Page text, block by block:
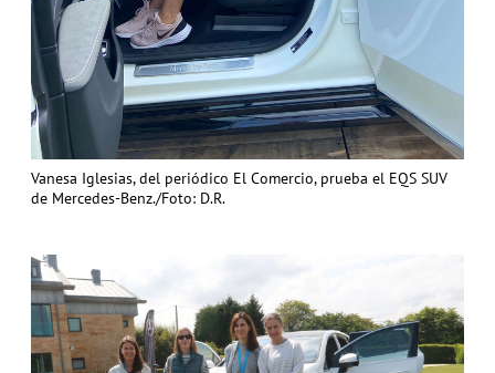
Vanesa Iglesias, del periódico El Comercio, prueba el EQS SUV
de Mercedes-Benz./Foto: D.R.